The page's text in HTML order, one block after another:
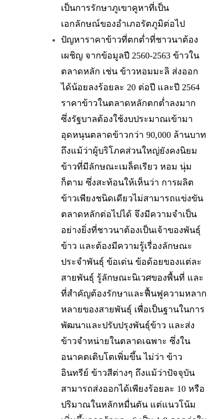
เป็นการรักษาภูเขาคูหาที่เป็น
เอกลักษณ์ของอำเภอรัตภูมิต่อไป
ปัญหาราคาข้าวที่ตกต่ำที่ชาวนาต้อง
เผชิญ จากข้อมูลปี 2560-2563 ข้าวใน
ตลาดหลัก เช่น ข้าวหอมมะลิ ส่งออก
ได้น้อยลงร้อยละ 20 ต่อปี และปี 2564
ราคาข้าวในตลาดหลักตกต่ำลงมาก
ซึ่งรัฐบาลต้องใช้งบประมาณเข้ามา
อุดหนุนตลาดข้าวกว่า 90,000 ล้านบาท
ถึงแม้ว่าผู้บริโภคส่วนใหญ่ยังคงนิยม
ข้าวที่มีลักษณะเมล็ดเรียว หอม นุ่ม
ก็ตาม ซึ่งสะท้อนให้เห็นว่า การผลิต
ข้าวเพียงชนิดเดียวไม่สามารถแข่งขัน
ตลาดหลักต่อไปได้ จึงมีความจำเป็น
อย่างยิ่งที่ชาวนาต้องเป็นเจ้าของพันธุ์
ข้าว และต้องมีความรู้เรื่องลักษณะ
ประจำพันธุ์ ข้อเด่น ข้อด้อยของแต่ละ
สายพันธุ์ รู้ลักษณะนิเวศของพื้นที่ และ
ที่สำคัญต้องรักษาและฟื้นฟูความหลาก
หลายของสายพันธุ์ เพื่อเป็นฐานในการ
พัฒนาและปรับปรุงพันธุ์ข้าว และส่ง
ข้าวจำหน่ายในตลาดเฉพาะ ซึ่งใน
อนาคตเติบโตเพิ่มขึ้น ไม่ว่า ข้าว
อินทรีย์ ข้าวสีต่างๆ ถึงแม้ว่าปัจจุบัน
สามารถส่งออกได้เพียงร้อยละ 10 หรือ
ปริมาณในหลักหมื่นตัน แต่แนวโน้ม